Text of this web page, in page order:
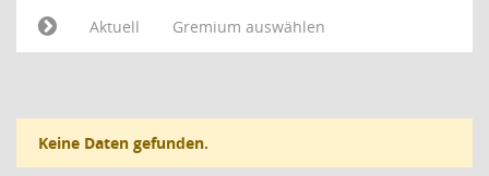
Aktuell
Gremium auswählen
Keine Daten gefunden.